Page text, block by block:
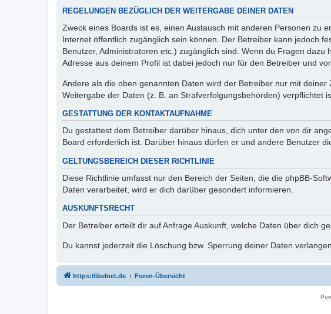
REGELUNGEN BEZÜGLICH DER WEITERGABE DEINER DATEN
Zweck eines Boards ist es, einen Austausch mit anderen Personen zu
Internet öffentlich zugänglich sein können. Der Betreiber kann jedoch
Benutzer, Administratoren etc.) zugänglich sind. Wenn du Fragen
Adresse aus deinem Profil ist dabei jedoch nur für den Betreiber und
Andere als die oben genannten Daten wird der Betreiber nur mit
Weitergabe der Daten (z. B. an Strafverfolgungsbehörden) verpflichtet
GESTATTUNG DER KONTAKTAUFNAHME
Du gestattest dem Betreiber darüber hinaus, dich unter den von dir
Board erforderlich ist. Darüber hinaus dürfen er und andere Benutzer
GELTUNGSBEREICH DIESER RICHTLINIE
Diese Richtlinie umfasst nur den Bereich der Seiten, die die phpBB-
Daten verarbeitet, wird er dich darüber gesondert informieren.
AUSKUNFTSRECHT
Der Betreiber erteilt dir auf Anfrage Auskunft, welche Daten über dich
Du kannst jederzeit die Löschung bzw. Sperrung deiner Daten
https://ibelnet.de Foren-Übersicht